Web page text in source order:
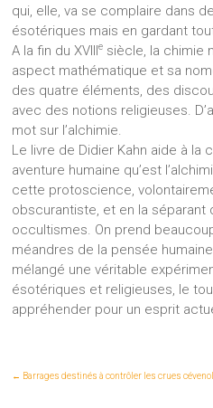
qui, elle, va se complaire dans
ésotériques mais en gardant
A la fin du XVIIIe siècle, la chimie
aspect mathématique et sa
des quatre éléments, des
avec des notions religieuses.
mot sur l’alchimie.
Le livre de Didier Kahn aide à
aventure humaine qu’est
cette protoscience,
obscurantiste, et en la séparant
occultismes. On prend
méandres de la pensée
mélangé une véritable
ésotériques et religieuses, le
appréhender pour un esprit
← Barrages destinés à contrôler les crues